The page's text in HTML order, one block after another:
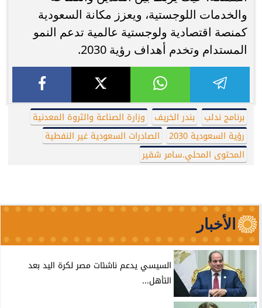
والخدمات اللوجستية، ويعزز مكانة السعودية
كمنصة اقتصادية ولوجستية عالمية تدعم النمو
المستدام وتخدم أهداف رؤية 2030.
برنامج ندلب بندر الخريف
وزارة الصناعة والثروة المعدنية
رؤية السعودية 2030
الصادرات السعودية غير النفطية
المحتوى المحلي.سامر شقير
الأخبار
السيسي يدعم ناشئات مصر لكرة اليد بعد
التأهل...